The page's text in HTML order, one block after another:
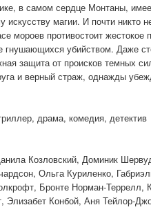
в самом сердце Монтаны,
магии. И почти никто
мороев противостоит жестокое
гнушающихся убийством. Даже
защита от происков темных
и верный страж, однажды
драма, комедия, детектив
Козловский, Доминик
Ольга Куриленко,
Бронте Норман-Террелл,
Элизабет Конбой, Аня Тейлор-